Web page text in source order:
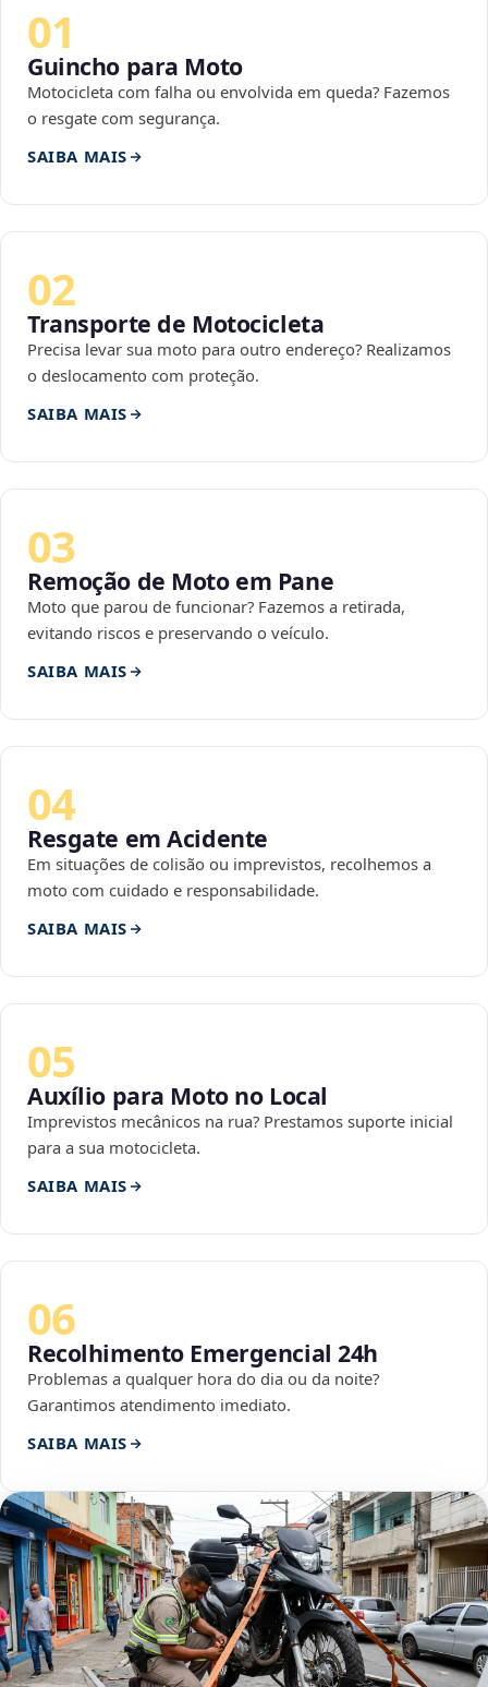
01
Guincho para Moto
Motocicleta com falha ou envolvida em queda? Fazemos
o resgate com segurança.
SAIBA MAIS
02
Transporte de Motocicleta
Precisa levar sua moto para outro endereço? Realizamos
o deslocamento com proteção.
SAIBA MAIS
03
Remoção de Moto em Pane
Moto que parou de funcionar? Fazemos a retirada,
evitando riscos e preservando o veículo.
SAIBA MAIS
04
Resgate em Acidente
Em situações de colisão ou imprevistos, recolhemos a
moto com cuidado e responsabilidade.
SAIBA MAIS
05
Auxílio para Moto no Local
Imprevistos mecânicos na rua? Prestamos suporte inicial
para a sua motocicleta.
SAIBA MAIS
06
Recolhimento Emergencial 24h
Problemas a qualquer hora do dia ou da noite?
Garantimos atendimento imediato.
SAIBA MAIS